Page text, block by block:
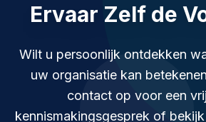
Ervaar Zelf de
Wilt u persoonlijk ontdekken
uw organisatie kan
contact op voor een
kennismakingsgesprek of